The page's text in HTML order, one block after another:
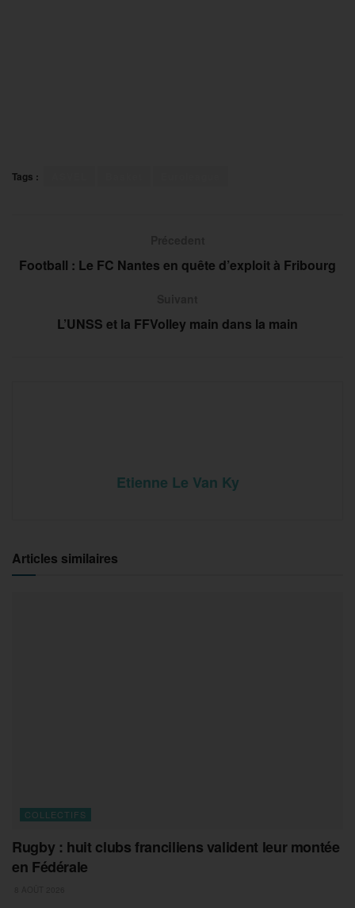
Tags :
Football : Le FC Nantes en quête d’exploit à Fribourg
L’UNSS et la FFVolley main dans la main
Etienne Le Van Ky
Articles similaires
COLLECTIFS
Rugby : huit clubs franciliens valident leur montée
en Fédérale